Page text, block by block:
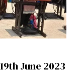
June 2023